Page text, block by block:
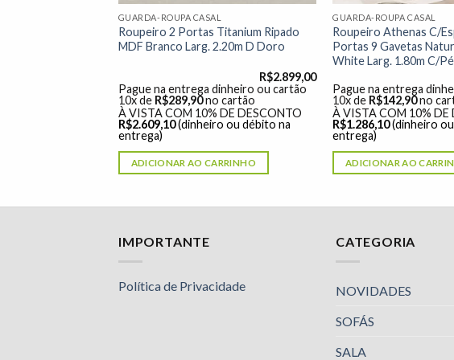
GUARDA-ROUPA CASAL
Roupeiro 2 Portas Titanium Ripado
MDF Branco Larg. 2.20m D Doro
R$2.899,00
Pague na entrega dinheiro ou cartão
10x de R$289,90no cartão
À VISTA COM 10% DE DESCONTO
R$2.609,10(dinheiro ou débito na
entrega)
ADICIONAR AO CARRINHO
GUARDA-ROUPA CASAL
Roupeiro Athenas C/
Portas 9 Gavetas
White Larg. 1.80m C/
Pague na entrega
10x de R$142,90no
À VISTA COM 10% DE
R$1.286,10(dinheiro
entrega)
ADICIONAR AO
IMPORTANTE
Política de Privacidade
CATEGORIA
NOVIDADES
SOFÁS
SALA
para responder às suas perguntas. Pergunte-